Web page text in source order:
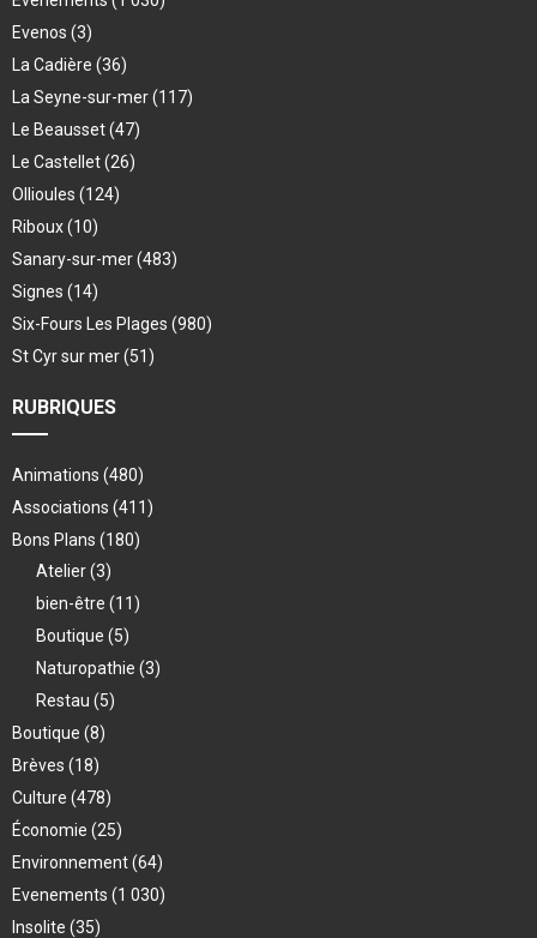
Evenos (3)
La Cadière (36)
La Seyne-sur-mer(117)
Le Beausset(47)
Le Castellet(26)
Ollioules (124)
Riboux(10)
Sanary-sur-mer(483)
Signes (14)
Six-Fours Les Plages (980)
St Cyr sur mer(51)
RUBRIQUES
Animations (480)
Associations (411)
Bons Plans (180)
Atelier(3)
bien-être (11)
Boutique (5)
Naturopathie (3)
Restau (5)
Boutique (8)
Brèves (18)
Culture (478)
Économie (25)
Environnement(64)
Evenements (1 030)
Insolite (35)